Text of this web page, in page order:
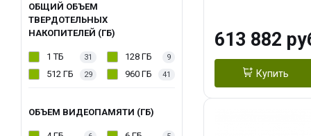
ОБЩИЙ ОБЪЕМ
ТВЕРДОТЕЛЬНЫХ
НАКОПИТЕЛЕЙ (ГБ)
1 ТБ 31 128 ГБ 9
512 ГБ 29 960 ГБ 41
ОБЪЕМ ВИДЕОПАМЯТИ (ГБ)
Turbo/ 960 ГБ
613 882
Купить